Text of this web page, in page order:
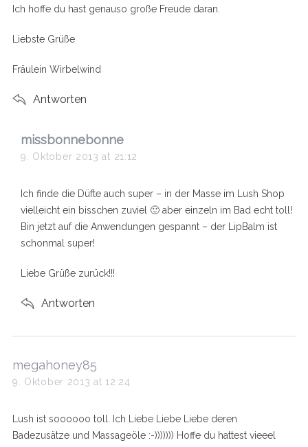
Ich hoffe du hast genauso große Freude daran.
Liebste Grüße
Fräulein Wirbelwind
Antworten
s
a
s
:
missbonnebonne
9. Oktober 2013 at 21:12
Ich finde die Düfte auch super – in der Masse im Lush Shop
vielleicht ein bisschen zuviel 🙂 aber einzeln im Bad echt toll!
Bin jetzt auf die Anwendungen gespannt – der LipBalm ist
schonmal super!
Liebe Grüße zurück!!!
Antworten
s
a
s
:
megahoney85
9. Oktober 2013 at 12:24
Lush ist soooooo toll. Ich Liebe Liebe Liebe deren
Badezusätze und Massageöle :-))))))) Hoffe du hattest vieeel